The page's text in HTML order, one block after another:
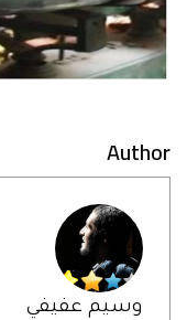
Author
وسيم عفيفي